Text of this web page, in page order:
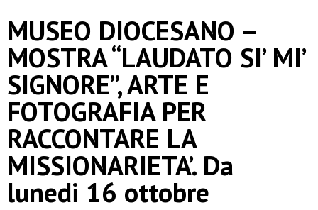
MUSEO DIOCESANO –
MOSTRA “LAUDATO SI’ MI’
SIGNORE”, ARTE E
FOTOGRAFIA PER
RACCONTARE LA
MISSIONARIETA’. Da
lunedi 16 ottobre